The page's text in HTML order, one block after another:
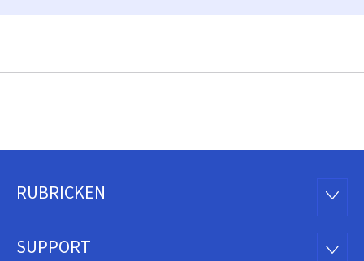
Fousszeil
RUBRICKEN
SUPPORT